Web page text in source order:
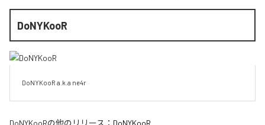
DoNYKooR
DoNYKooR a.k.a ne4r
DoNYKooRの他のリリース： DoNYKooR